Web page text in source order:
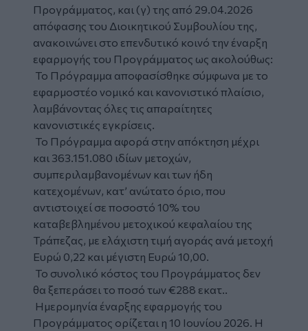
Προγράμματος, και (γ) της από 29.04.2026
απόφασης του Διοικητικού Συμβουλίου της,
ανακοινώνει στο επενδυτικό κοινό την έναρξη
εφαρμογής του Προγράμματος ως ακολούθως:
Το Πρόγραμμα αποφασίσθηκε σύμφωνα με το
εφαρμοστέο νομικό και κανονιστικό πλαίσιο,
λαμβάνοντας όλες τις απαραίτητες
κανονιστικές εγκρίσεις.
Το Πρόγραμμα αφορά στην απόκτηση μέχρι
και 363.151.080 ιδίων μετοχών,
συμπεριλαμβανομένων και των ήδη
κατεχομένων, κατ’ ανώτατο όριο, που
αντιστοιχεί σε ποσοστό 10% του
καταβεβλημένου μετοχικού κεφαλαίου της
Τράπεζας, με ελάχιστη τιμή αγοράς ανά μετοχή
Ευρώ 0,22 και μέγιστη Ευρώ 10,00.
Το συνολικό κόστος του Προγράμματος δεν
θα ξεπεράσει το ποσό των €288 εκατ..
Ημερομηνία έναρξης εφαρμογής του
Προγράμματος ορίζεται η 10 Ιουνίου 2026. Η